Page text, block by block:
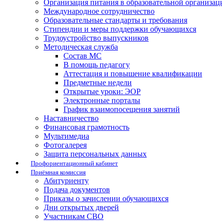
Организация питания в образовательной
Международное сотрудничество
Образовательные стандарты и требования
Стипендии и меры поддержки обучающихся
Трудоустройство выпускников
Методическая служба
Состав МС
В помощь педагогу
Аттестация и повышение квалификации
Предметные недели
Открытые уроки: ЭОР
Электронные порталы
График взаимопосещения занятий
Наставничество
Финансовая грамотность
Мультимедиа
Фотогалерея
Защита персональных данных
Профориентационный кабинет
Приёмная комиссия
Абитуриенту
Подача документов
Приказы о зачислении обучающихся
Дни открытых дверей
Участникам СВО